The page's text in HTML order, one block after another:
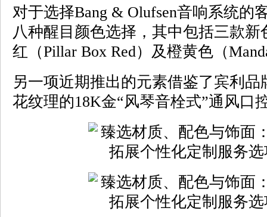
对于选择Bang & Olufsen音响系统的
八种醒目颜色选择，其中包括三款
红（Pillar Box Red）及橙黄色（
另一项近期推出的元素借鉴了宾利
花纹理的18K金“风琴音栓式”通风口